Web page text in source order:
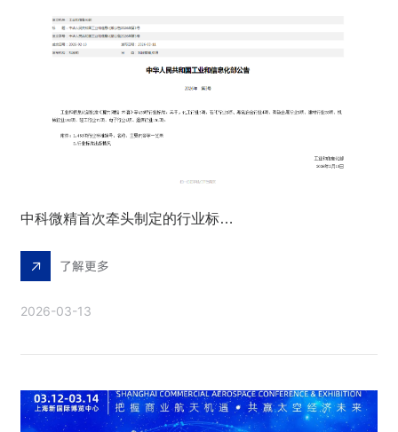
2026-03-13
中科微精首次牵头制定的行业标准正式获批
了解更多